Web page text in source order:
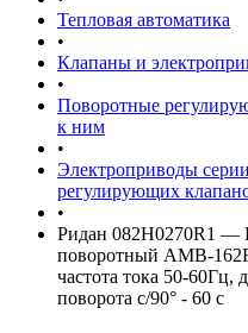
Тепловая автоматика
•
Клапаны и
•
Поворотные
к ним
•
Электроприводы
регулирующих
•
Ридан 082H0270R1 —
поворотный AMB-
частота тока 50-
поворота с/90° - 60 c